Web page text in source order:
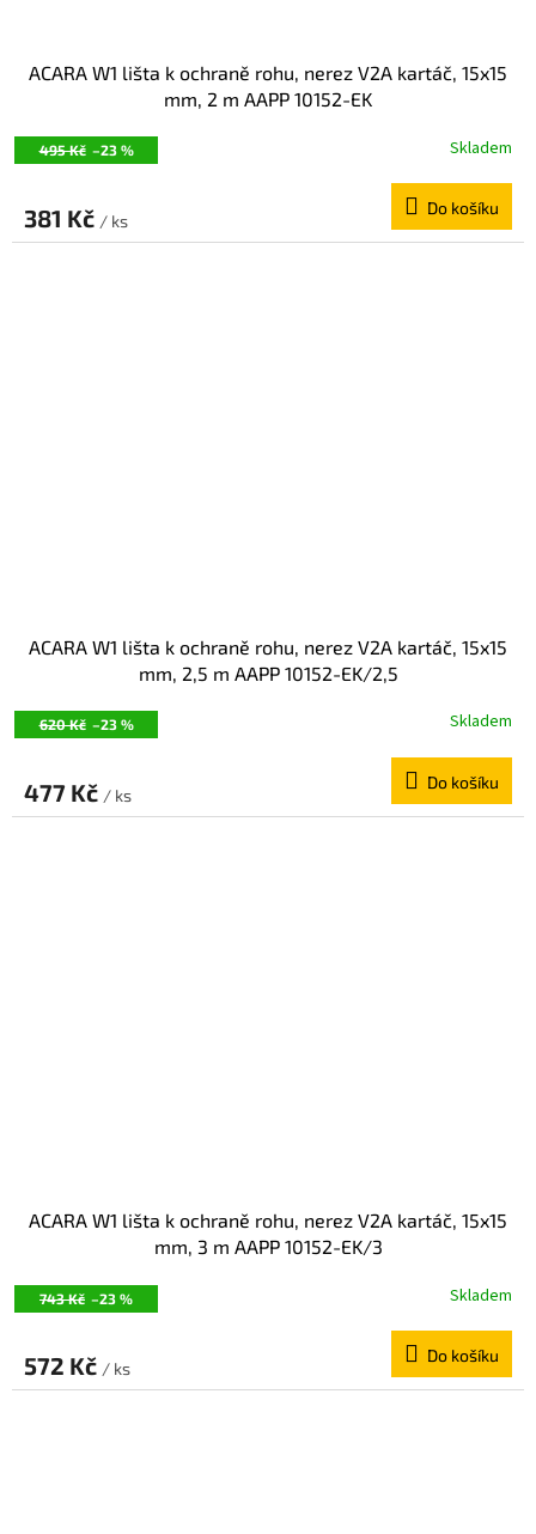
495 Kč –23 %
ACARA W1 lišta k ochraně rohu, nerez V2A kartáč, 15x15
mm, 2 m AAPP 10152-EK
Skladem
381 Kč / ks
Do košíku
620 Kč –23 %
ACARA W1 lišta k ochraně rohu, nerez V2A kartáč, 15x15
mm, 2,5 m AAPP 10152-EK/2,5
Skladem
477 Kč / ks
Do košíku
743 Kč –23 %
ACARA W1 lišta k ochraně rohu, nerez V2A kartáč, 15x15
mm, 3 m AAPP 10152-EK/3
Skladem
572 Kč / ks
Do košíku